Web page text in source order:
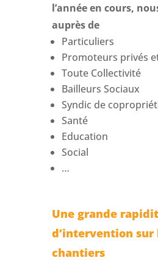
l’année en cours,
auprès de
Particuliers
Promoteurs privés
Toute Collectivité
Bailleurs Sociaux
Syndic de
Santé
Education
Social
…
Une grande
d’intervention sur
chantiers